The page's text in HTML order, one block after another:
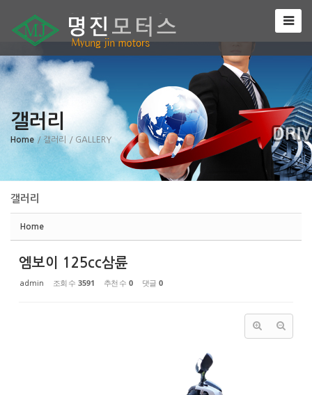
갤러리
Home / 갤러리 / GALLERY
갤러리
Home
엠보이 125cc삼륜
admin 조회 수 3591 추천 수 0 댓글 0
Sketchbook5, 스케치북5
Sketchbook5, 스케치북5